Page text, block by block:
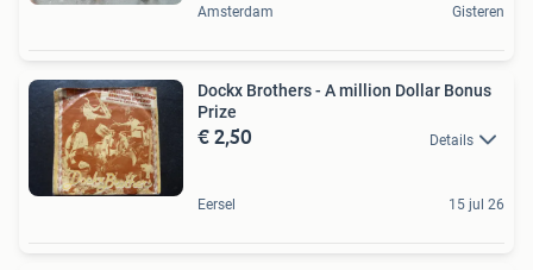
Amsterdam Gisteren
Dockx Brothers - A million Dollar Bonus
Prize
€ 2,50 Details
Eersel 15 jul 26